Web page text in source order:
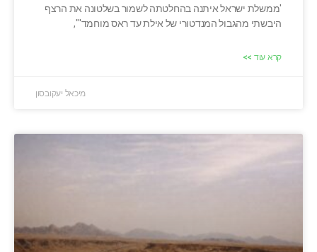
'ממשלת ישראל איתנה בהחלטתה לשמור בשלטונה את הרצף
היבשתי מהגבול המנדטורי של אילת עד ראס מוחמד'",
קרא עוד >>
מיכאל יעקובסון